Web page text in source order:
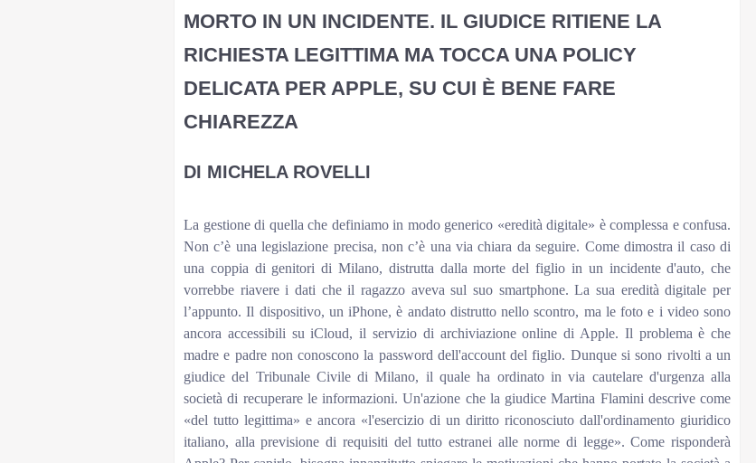
MORTO IN UN INCIDENTE. IL GIUDICE RITIENE LA
RICHIESTA LEGITTIMA MA TOCCA UNA POLICY
DELICATA PER APPLE, SU CUI È BENE FARE
CHIAREZZA
DI MICHELA ROVELLI
La gestione di quella che definiamo in modo generico «eredità digitale» è complessa e confusa.
Non c’è una legislazione precisa, non c’è una via chiara da seguire. Come dimostra il caso di
una coppia di genitori di Milano, distrutta dalla morte del figlio in un incidente d'auto, che
vorrebbe riavere i dati che il ragazzo aveva sul suo smartphone. La sua eredità digitale per
l’appunto. Il dispositivo, un iPhone, è andato distrutto nello scontro, ma le foto e i video sono
ancora accessibili su iCloud, il servizio di archiviazione online di Apple. Il problema è che
madre e padre non conoscono la password dell'account del figlio. Dunque si sono rivolti a un
giudice del Tribunale Civile di Milano, il quale ha ordinato in via cautelare d'urgenza alla
società di recuperare le informazioni. Un'azione che la giudice Martina Flamini descrive come
«del tutto legittima» e ancora «l'esercizio di un diritto riconosciuto dall'ordinamento giuridico
italiano, alla previsione di requisiti del tutto estranei alle norme di legge». Come risponderà